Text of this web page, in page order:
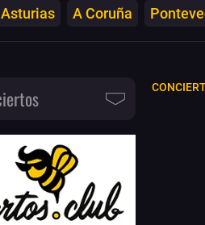
Asturias A Coruña